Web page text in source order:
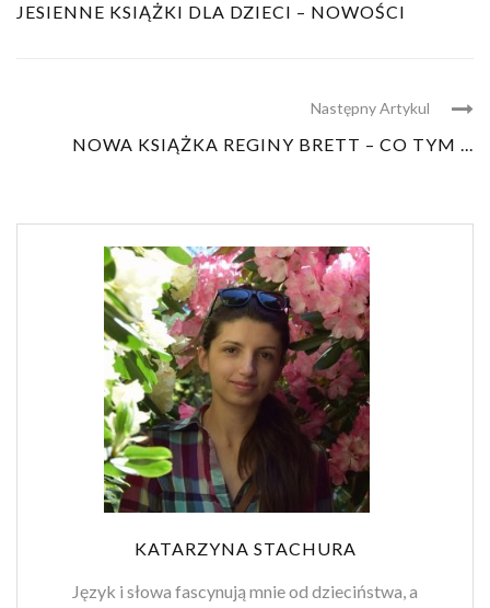
JESIENNE KSIĄŻKI DLA DZIECI – NOWOŚCI
Następny Artykul
NOWA KSIĄŻKA REGINY BRETT – CO TYM ...
KATARZYNA STACHURA
Język i słowa fascynują mnie od dzieciństwa, a